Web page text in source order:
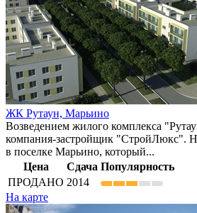
ЖК Рутаун, Марьино
Возведением жилого комплекса
компания-застройщик "СтройЛюкс".
в поселке Марьино, который...
Цена
Сдача Популярность
ПРОДАНО 2014
На карте